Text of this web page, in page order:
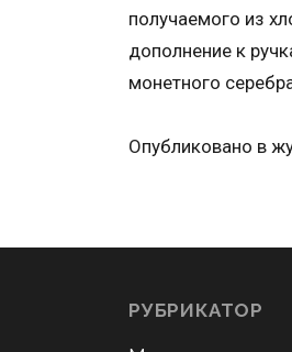
получаемого из
дополнение к
монетного
Опубликовано в
РУБРИКАТОР